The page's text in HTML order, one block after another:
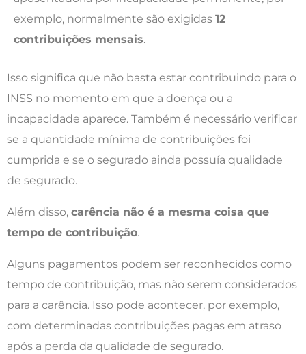
exemplo, normalmente são exigidas 12
contribuições mensais.
Isso significa que não basta estar contribuindo para o
INSS no momento em que a doença ou a
incapacidade aparece. Também é necessário verificar
se a quantidade mínima de contribuições foi
cumprida e se o segurado ainda possuía qualidade
de segurado.
Além disso, carência não é a mesma coisa que
tempo de contribuição.
Alguns pagamentos podem ser reconhecidos como
tempo de contribuição, mas não serem considerados
para a carência. Isso pode acontecer, por exemplo,
com determinadas contribuições pagas em atraso
após a perda da qualidade de segurado.